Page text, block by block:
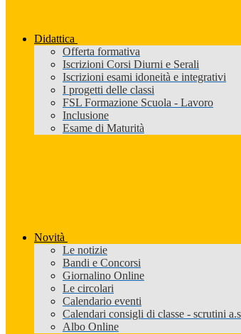
Didattica
Offerta formativa
Iscrizioni Corsi Diurni e Serali
Iscrizioni esami idoneità e integrativi
I progetti delle classi
FSL Formazione Scuola - Lavoro
Inclusione
Esame di Maturità
Novità
Le notizie
Bandi e Concorsi
Giornalino Online
Le circolari
Calendario eventi
Calendari consigli di classe - scrutini
Albo Online